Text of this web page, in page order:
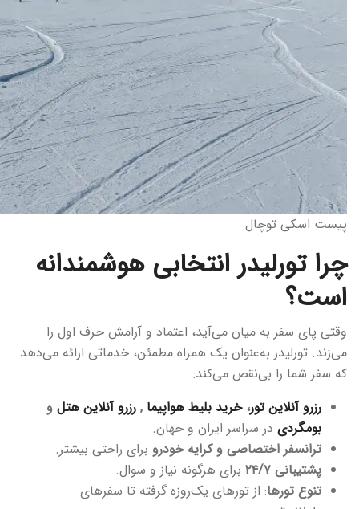
پیست اسکی توچال
چرا تورلیدر انتخابی هوشمندانه
است؟
وقتی پای سفر به میان می‌آید، اعتماد و آرامش حرف اول را
می‌زند. تورلیدر به‌عنوان یک همراه مطمئن، خدماتی ارائه می‌دهد
که سفر شما را بی‌نقص می‌کند:
رزرو آنلاین تور،خرید بلیط هواپیما , رزرو آنلاین هتل و
بومگردی در سراسر ایران و جهان.
ترانسفر اختصاصی و کرایه خودرو برای راحتی بیشتر.
پشتیبانی ۲۴/۷
برای هرگونه نیاز و سوال.
تنوع تورها: از تورهای یک‌روزه گرفته تا سفرهای